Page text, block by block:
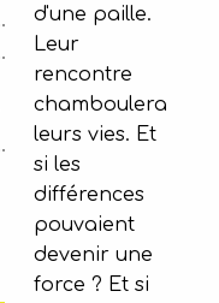
d'une paille.
Leur
rencontre
chamboulera
leurs vies. Et
si les
différences
pouvaient
devenir une
force ? Et si